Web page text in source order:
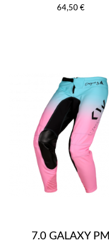
64,50 €
7.0 GALAXY PM